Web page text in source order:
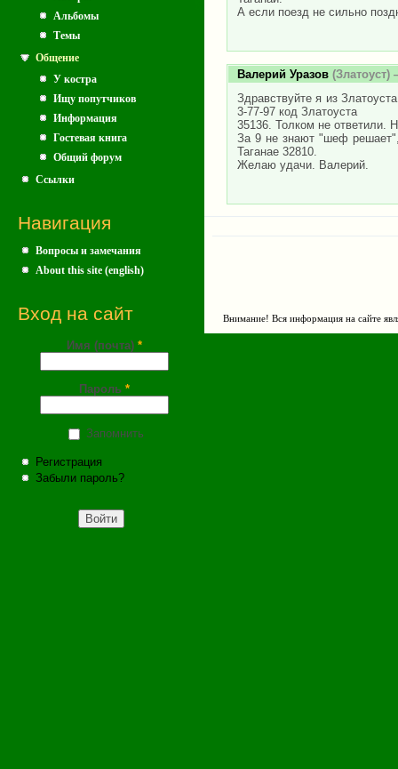
Альбомы
Темы
Общение
У костра
Ищу попутчиков
Информация
Гостевая книга
Общий форум
Ссылки
Навигация
Вопросы и замечания
About this site (english)
Вход на сайт
Имя (почта) *
Пароль *
Запомнить
Регистрация
Забыли пароль?
А если поезд не сильно
Валерий Уразов (Златоуст)
Здравствуйте я из
3-77-97 код Златоуста
35136. Толком не ответили.
За 9 не знают "шеф
Таганае 32810.
Желаю удачи. Валерий.
Внимание! Вся информация на сайте